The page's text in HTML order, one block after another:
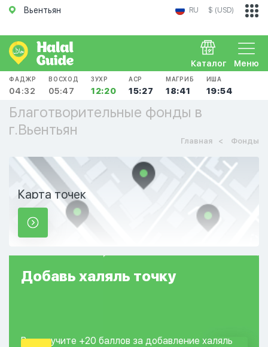
Вьентьян RU $ (USD)
Меню
Каталог
ФАДЖР
04:32
ВОСХОД
05:47
ЗУХР
12:20
АСР
15:27
МАГРИБ
18:41
ИША
19:54
Благотворительные фонды в
г.Вьентьян
Главная Фонды
Карта точек
Добавь халяль точку
Вы получите +20 баллов за добавление халяль